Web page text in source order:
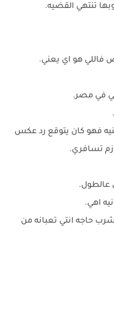
تنتهي القضيه.
فاللي هو اي يعني.
في مصر.
فهو كان يتوقع رد عكس
تسافري.
عالطول.
اهي.
حاجه انتي تعبانه من